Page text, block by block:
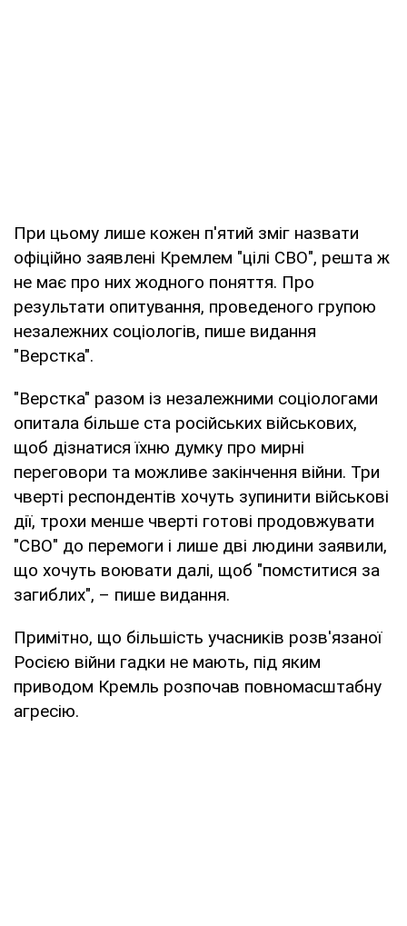
При цьому лише кожен п'ятий зміг назвати
офіційно заявлені Кремлем "цілі СВО", решта ж
не має про них жодного поняття. Про
результати опитування, проведеного групою
незалежних соціологів, пише видання
"Верстка".
"Верстка" разом із незалежними соціологами
опитала більше ста російських військових,
щоб дізнатися їхню думку про мирні
переговори та можливе закінчення війни. Три
чверті респондентів хочуть зупинити військові
дії, трохи менше чверті готові продовжувати
"СВО" до перемоги і лише дві людини заявили,
що хочуть воювати далі, щоб "помститися за
загиблих", – пише видання.
Примітно, що більшість учасників розв'язаної
Росією війни гадки не мають, під яким
приводом Кремль розпочав повномасштабну
агресію.